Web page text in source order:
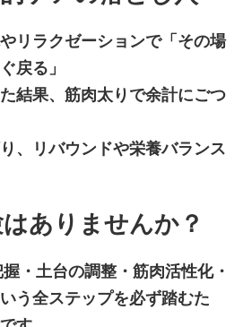
リラクゼーションで「その場
戻る」
結果、筋肉太りで余計にごつ
、リバウンドや栄養バランス
ありませんか？
・土台の調整・筋肉活性化・
う全ステップを必ず踏むた